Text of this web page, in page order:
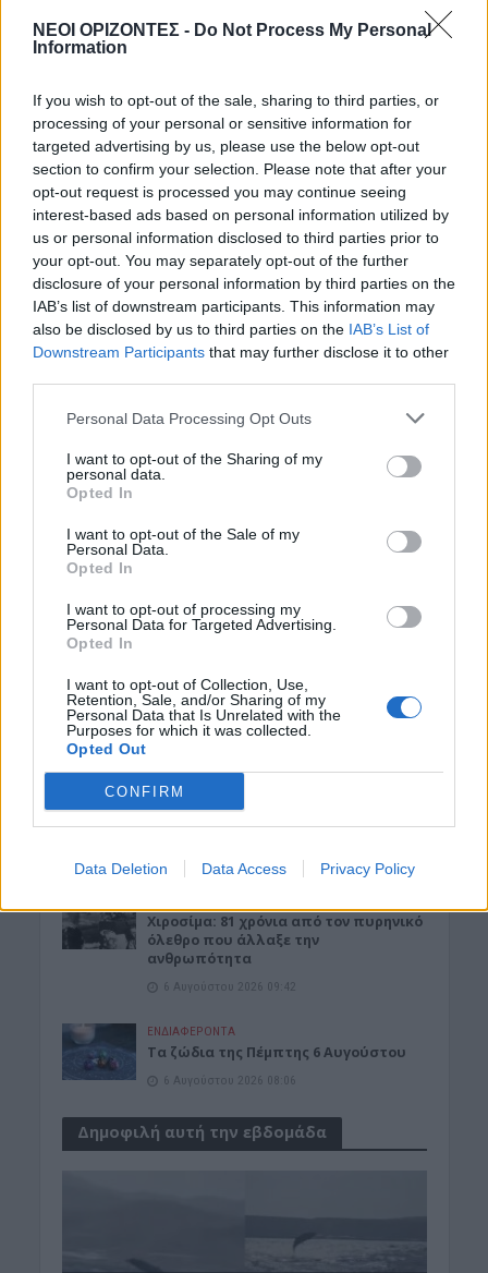
ΝΕΟΙ ΟΡΙΖΟΝΤΕΣ - Do Not Process My Personal
Information
If you wish to opt-out of the sale, sharing to third parties, or
processing of your personal or sensitive information for
targeted advertising by us, please use the below opt-out
section to confirm your selection. Please note that after your
opt-out request is processed you may continue seeing
interest-based ads based on personal information utilized by
us or personal information disclosed to third parties prior to
your opt-out. You may separately opt-out of the further
disclosure of your personal information by third parties on the
IAB’s list of downstream participants. This information may
also be disclosed by us to third parties on the IAB’s List of
Downstream Participants that may further disclose it to other
Personal Data Processing Opt Outs
I want to opt-out of the Sharing of my
personal data.
Opted In
I want to opt-out of the Sale of my
Personal Data.
Opted In
I want to opt-out of processing my
Personal Data for Targeted Advertising.
Opted In
I want to opt-out of Collection, Use,
Retention, Sale, and/or Sharing of my
Personal Data that Is Unrelated with the
Purposes for which it was collected.
Opted Out
CONFIRM
Data Deletion Data Access Privacy Policy
ΝΕΟΙ ΟΡΙΖΟΝΤΕΣ • ΝΟΜΌΣ ΧΑΝΊΩΝ
6 Αυγούστου 2026 17:25
ΕΛΛΑΔΑ
Νέα ταυτότητα: Ποιους φορείς
πρέπει να ενημερώσετε μετά την
εκδόσή της
6 Αυγούστου 2026 17:20
ΕΝΔΙΑΦΕΡΟΝΤΑ
Αυτά είναι τα δέντρα που βοηθούν
στην προστασία των σπιτιών μας
από τις φωτιές
ΓΕΎΣΗ - ΨΥΧΑΓΩΓΊΑ
ίσως να μην γνωρίζεις
6 Αυγούστου 2026 17:11
ΝΟΜΌΣ ΧΑΝΊΩΝ
Xανιά: Δίκτυο περισσότερων από 60
μεταφέρθηκε στο Αστυνομικό Τμήμα
και λίγες ημέρες μετά βρέθηκε νεκρή
6 Αυγούστου 2026 16:57
ΚΡΗΤΗ • ΝΕΟΙ ΟΡΙΖΟΝΤΕΣ
Κτηματολόγιο: Ποιοι μπορούν να
δηλώσουν το ακίνητό τους και μετά
την λήξη της προθεσμίας
Χιροσίμα: 81 χρόνια από τον πυρηνικό
όλεθρο που άλλαξε την
ανθρωπότητα
6 Αυγούστου 2026 09:42
ΕΝΔΙΑΦΕΡΟΝΤΑ
Tα ζώδια της Πέμπτης 6 Αυγούστου
6 Αυγούστου 2026 08:06
Δημοφιλή αυτή την εβδομάδα